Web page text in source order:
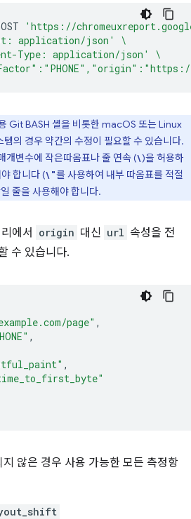
'https://
application/json'
\
Type: application/json'
\
Git BASH 셸을 비롯한 macOS 또는 Linux
의 경우 약간의 수정이 필요할 수 있습니다.
개변수에 작은따옴표나 줄 연속 (\)을 허용하
합니다 (\"를 사용하여 내부 따옴표를 적절
줄을 사용해야 합니다.
에서 origin 대신 url 속성을 전
수 있습니다.
page" ,
,
,
지 않은 경우 사용 가능한 모든 측정항